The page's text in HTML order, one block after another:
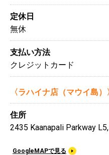
定休日
無休
支払い方法
クレジットカード
〈ラハイナ店（マウイ島）
住所
2435 Kaanapali Parkway
GoogleMAPで見る